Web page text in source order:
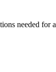
needed